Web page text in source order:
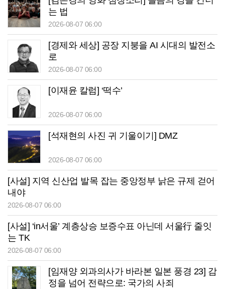
는 법
2026-08-07 06:00
[경제와 세상] 공장 지붕을 AI 시대의 발전소
로
2026-08-07 06:00
[이재윤 칼럼] ‘떡수’
2026-08-07 06:00
[석재현의 사진 귀 기울이기] DMZ
2026-08-07 06:00
[사설] 지역 신산업 발목 잡는 중앙정부 낡은 규제 걷어
내야
2026-08-07 06:00
[사설] ‘in서울’ 계층상승 보증수표 아닌데 서울行 줄잇
는 TK
2026-08-07 06:00
[임재양 외과의사가 바라본 일본 풍경 23] 감
정을 넘어 전략으로: 국가의 사죄